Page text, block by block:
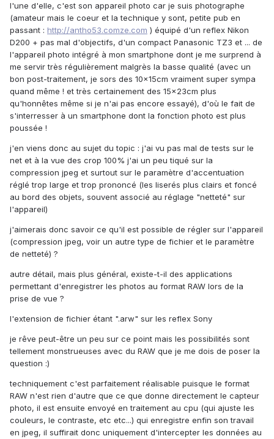
l'une d'elle, c'est son appareil photo car je suis photographe
(amateur mais le coeur et la technique y sont, petite pub en
passant : http://antho53.comze.com ) équipé d'un reflex Nikon
D200 + pas mal d'objectifs, d'un compact Panasonic TZ3 et ... de
l'appareil photo intégré à mon smartphone dont je me surprend à
me servir très régulièrement malgrès la basse qualité (avec un
bon post-traitement, je sors des 10x15cm vraiment super sympa
quand même ! et très certainement des 15x23cm plus
qu'honnêtes même si je n'ai pas encore essayé), d'où le fait de
s'interresser à un smartphone dont la fonction photo est plus
poussée !
j'en viens donc au sujet du topic : j'ai vu pas mal de tests sur le
net et à la vue des crop 100% j'ai un peu tiqué sur la
compression jpeg et surtout sur le paramètre d'accentuation
réglé trop large et trop prononcé (les liserés plus clairs et foncé
au bord des objets, souvent associé au réglage "netteté" sur
l'appareil)
j'aimerais donc savoir ce qu'il est possible de régler sur l'appareil
(compression jpeg, voir un autre type de fichier et le paramètre
de netteté) ?
autre détail, mais plus général, existe-t-il des applications
permettant d'enregistrer les photos au format RAW lors de la
prise de vue ?
l'extension de fichier étant ".arw" sur les reflex Sony
je rêve peut-être un peu sur ce point mais les possibilités sont
tellement monstrueuses avec du RAW que je me dois de poser la
question :)
techniquement c'est parfaitement réalisable puisque le format
RAW n'est rien d'autre que ce que donne directement le capteur
photo, il est ensuite envoyé en traitement au cpu (qui ajuste les
couleurs, le contraste, etc etc...) qui enregistre enfin son travail
en jpeg, il suffirait donc uniquement d'intercepter les données au